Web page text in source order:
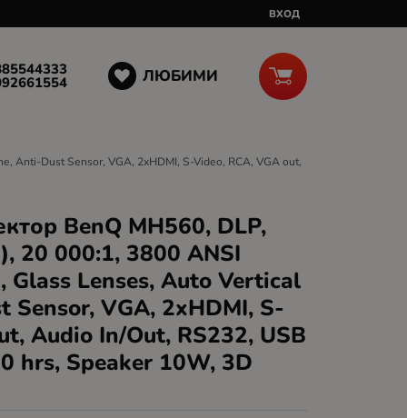
ВХОД
ЛЮБИМИ
Anti-Dust Sensor, VGA, 2xHDMI, S-Video, RCA, VGA out,
BenQ MH560, DLP,
20 000:1, 3800 ANSI
Glass Lenses, Auto Vertical
Sensor, VGA, 2xHDMI, S-
Audio In/Out, RS232, USB
hrs, Speaker 10W, 3D